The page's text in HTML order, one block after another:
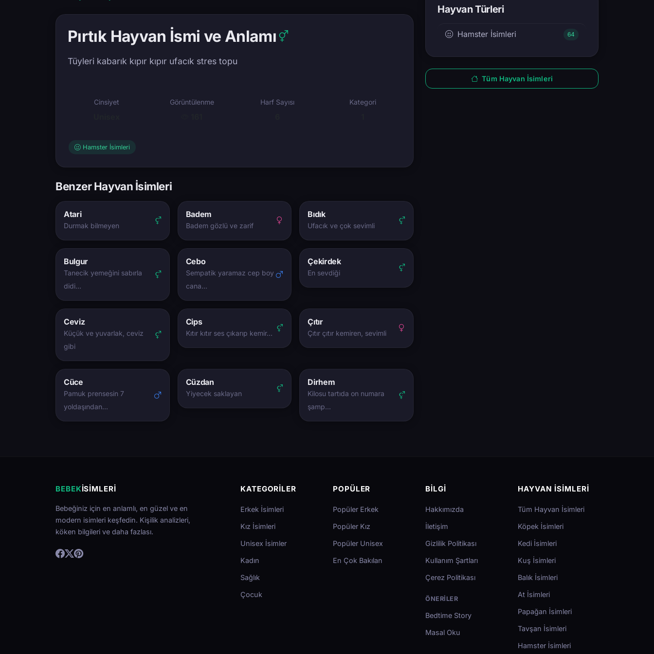
Pırtık Hayvan İsmi ve Anlamı
Tüyleri kabarık kıpır kıpır ufacık stres topu
Cinsiyet Görüntülenme Harf Sayısı Kategori
Hamster İsimleri
Benzer Hayvan İsimleri
Atari
Durmak bilmeyen
Badem
Badem gözlü ve zarif
Bıdık
Ufacık ve çok sevimli
Bulgur
Tanecik yemeğini sabırla
didi…
Cebo
Sempatik yaramaz cep boy
cana…
Çekirdek
En sevdiği
Ceviz
Küçük ve yuvarlak, ceviz
gibi
Cips
Kıtır kıtır ses çıkarıp kemir…
Çıtır
Çıtır çıtır kemiren, sevimli
Cüce
Pamuk prensesin 7
yoldaşından…
Cüzdan
Yiyecek saklayan
Dirhem
Kilosu tartıda on numara
şamp…
Hayvan Türleri
Hamster İsimleri 64
Tüm Hayvan İsimleri
BEBEKİSIMLERI
Bebeğiniz için en anlamlı, en güzel ve en
modern isimleri keşfedin. Kişilik analizleri,
köken bilgileri ve daha fazlası.
KATEGORILER
Erkek İsimleri
Kız İsimleri
Unisex İsimler
Kadın
Sağlık
Çocuk
POPÜLER
Popüler Erkek
Popüler Kız
Popüler Unisex
En Çok Bakılan
BILGI
Hakkımızda
İletişim
Gizlilik Politikası
Kullanım Şartları
Çerez Politikası
ÖNERILER
Bedtime Story
Masal Oku
HAYVAN İSIMLERI
Tüm Hayvan İsimleri
Köpek İsimleri
Kedi İsimleri
Kuş İsimleri
Balık İsimleri
At İsimleri
Papağan İsimleri
Tavşan İsimleri
Hamster İsimleri